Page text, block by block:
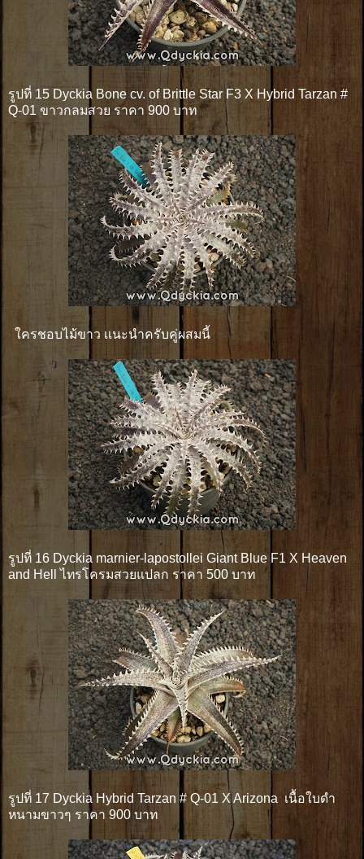
รูปที่ 15 Dyckia Bone cv. of Brittle Star F3 X Hybrid Tarzan #
Q-01 ขาวกลมสวย ราคา 900 บาท
ใครชอบไม้ขาว เเนะนำครับคู่ผสมนี้
รูปที่ 16 Dyckia marnier-lapostollei Giant Blue F1 X Heaven
and Hell ไทรโครมสวยแปลก ราคา 500 บาท
รูปที่ 17 Dyckia Hybrid Tarzan # Q-01 X Arizona เนื้อใบดำ
หนามขาวๆ ราคา 900 บาท